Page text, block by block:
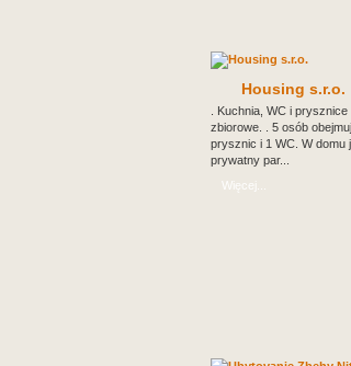
Housing s.r.o.
. Kuchnia, WC i prysznice
zbiorowe. . 5 osób
prysznic i 1 WC. W domu
prywatny par...
Więcej...